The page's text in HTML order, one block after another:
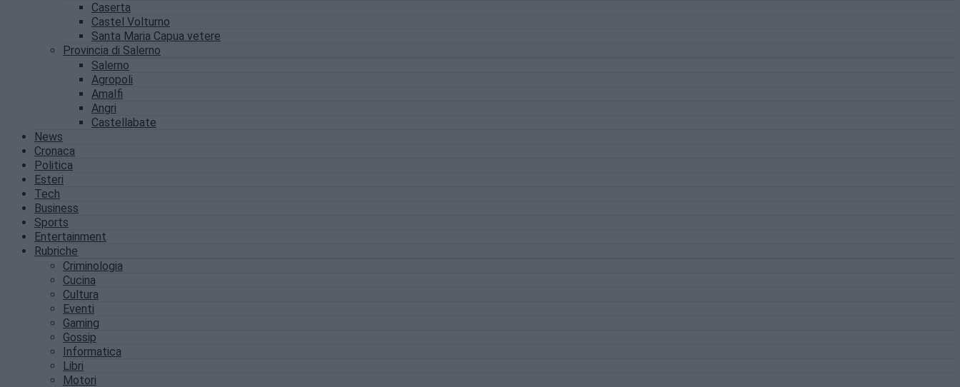
Caserta
Castel Volturno
Santa Maria Capua vetere
Provincia di Salerno
Salerno
Agropoli
Amalfi
Angri
Castellabate
News
Cronaca
Politica
Esteri
Tech
Business
Sports
Entertainment
Rubriche
Criminologia
Cucina
Cultura
Eventi
Gaming
Gossip
Informatica
Libri
Motori